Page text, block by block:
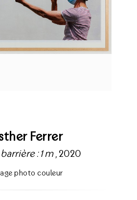
Ferrer
: 1 m, 2020
photo couleur